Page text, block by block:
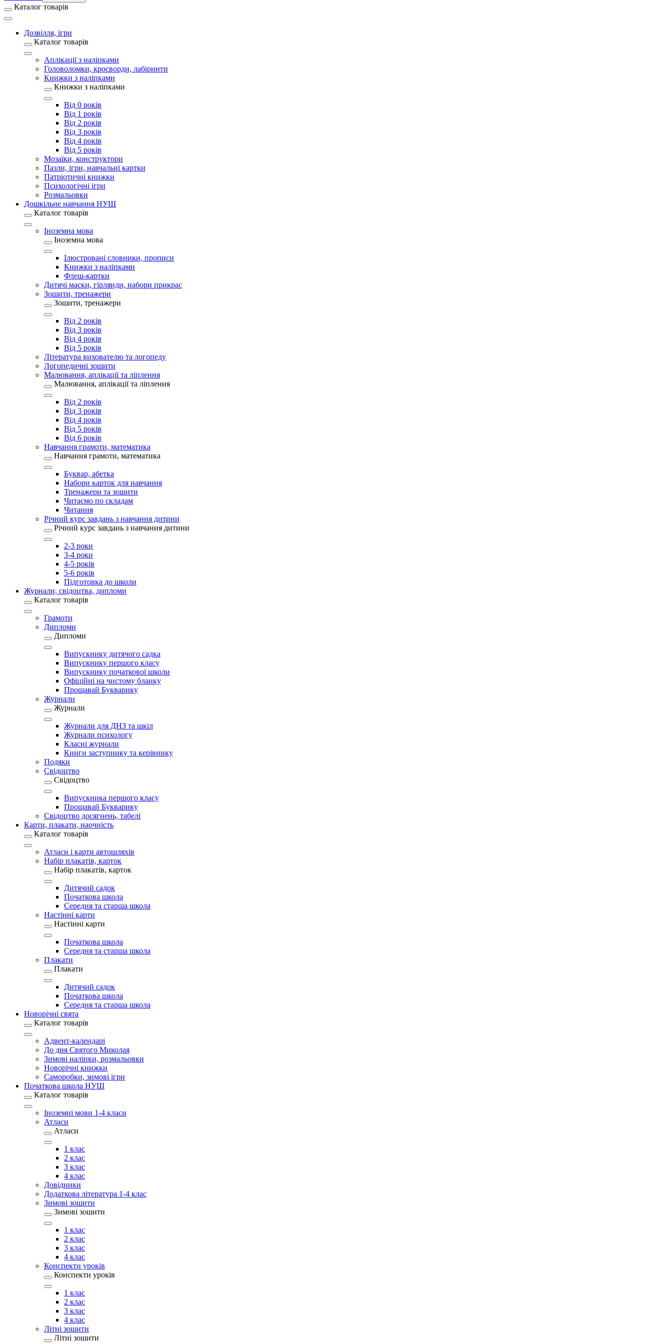
Каталог товарів
Дозвілля, ігри
Каталог товарів
Аплікації з наліпками
Головоломки, кросворди, лабіринти
Книжки з наліпками
Книжки з наліпками
Від 0 років
Від 1 років
Від 2 років
Від 3 років
Від 4 років
Від 5 років
Мозаїки, конструктори
Пазли, ігри, навчальні картки
Патріотичні книжки
Психологічні ігри
Розмальовки
Дошкільне навчання НУШ
Каталог товарів
Іноземна мова
Іноземна мова
Ілюстровані словники, прописи
Книжки з наліпками
Флеш-картки
Дитячі маски, гірлянди, набори прикрас
Зошити, тренажери
Зошити, тренажери
Від 2 років
Від 3 років
Від 4 років
Від 5 років
Література вихователю та логопеду
Логопедичні зошити
Малювання, аплікації та ліплення
Малювання, аплікації та ліплення
Від 2 років
Від 3 років
Від 4 років
Від 5 років
Від 6 років
Навчання грамоти, математика
Навчання грамоти, математика
Буквар, абетка
Набори карток для навчання
Тренажери та зошити
Читаємо по складам
Читання
Річний курс завдань з навчання дитини
Річний курс завдань з навчання дитини
2-3 роки
3-4 роки
4-5 років
5-6 років
Підготовка до школи
Журнали, свідоцтва, дипломи
Каталог товарів
Грамоти
Дипломи
Дипломи
Випускнику дитячого садка
Випускнику першого класу
Випускнику початкової школи
Офіційні на чистому бланку
Прощавай Букварику
Журнали
Журнали
Журнали для ДНЗ та шкіл
Журнали психологу
Класні журнали
Книги заступнику та керівнику
Подяки
Свідоцтво
Свідоцтво
Випускника першого класу
Прощавай Букварику
Свідоцтво досягнень, табелі
Карти, плакати, наочність
Каталог товарів
Атласи і карти автошляхів
Набір плакатів, карток
Набір плакатів, карток
Дитячий садок
Початкова школа
Середня та старша школа
Настінні карти
Настінні карти
Початкова школа
Середня та старша школа
Плакати
Плакати
Дитячий садок
Початкова школа
Середня та старша школа
Новорічні свята
Каталог товарів
Адвент-календарі
До дня Святого Миколая
Зимові наліпки, розмальовки
Новорічні книжки
Саморобки, зимові ігри
Початкова школа НУШ
Каталог товарів
Іноземні мови 1-4 класи
Атласи
Атласи
1 клас
2 клас
3 клас
4 клас
Довідники
Додаткова література 1-4 клас
Зимові зошити
Зимові зошити
1 клас
2 клас
3 клас
4 клас
Конспекти уроків
Конспекти уроків
1 клас
2 клас
3 клас
4 клас
Літні зошити
Літні зошити